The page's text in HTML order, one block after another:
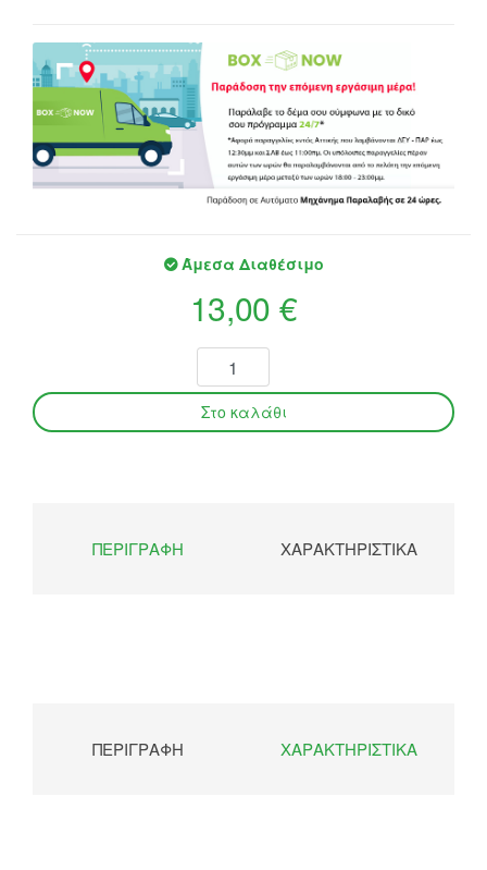
Άμεσα Διαθέσιμο
13,00 €
ΠΕΡΙΓΡΑΦΉ ΧΑΡΑΚΤΗΡΙΣΤΙΚΆ
ΠΕΡΙΓΡΑΦΉ ΧΑΡΑΚΤΗΡΙΣΤΙΚΆ